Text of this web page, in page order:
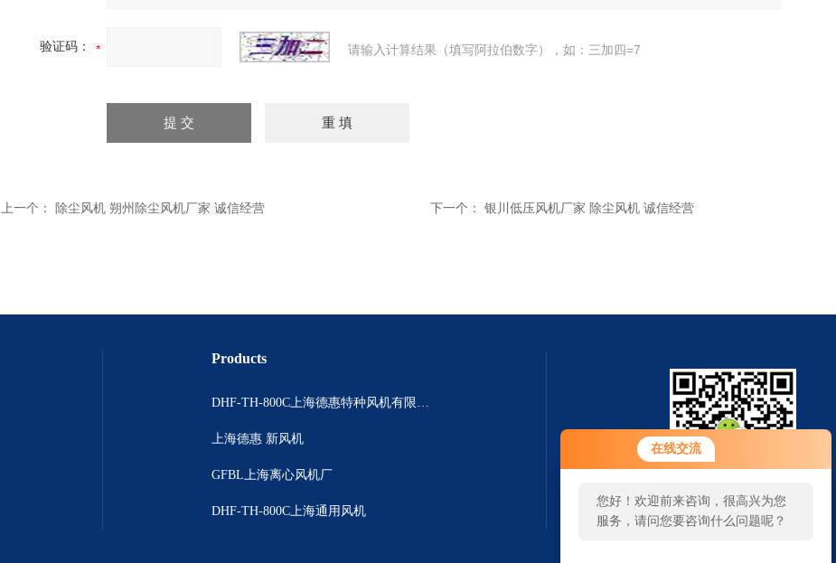
在线交流
您好！欢迎前来咨询，很高兴为您
服务，请问您要咨询什么问题呢？
验证码： 请输入计算结果（填写阿拉伯数字），如：三加四=7
上一个： 除尘风机 朔州除尘风机厂家 诚信经营 下一个： 银川低压风机厂家 除尘风机 诚信经营
Products
DHF-TH-800C上海德惠特种风机有限公司
上海德惠 新风机
GFBL上海离心风机厂
DHF-TH-800C上海通用风机 扫一扫 微信咨询